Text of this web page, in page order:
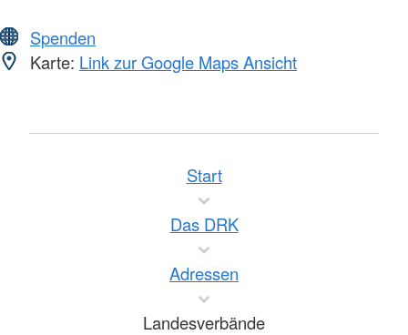
Spenden
Karte: Link zur Google Maps Ansicht
Start
Das DRK
Adressen
Landesverbände